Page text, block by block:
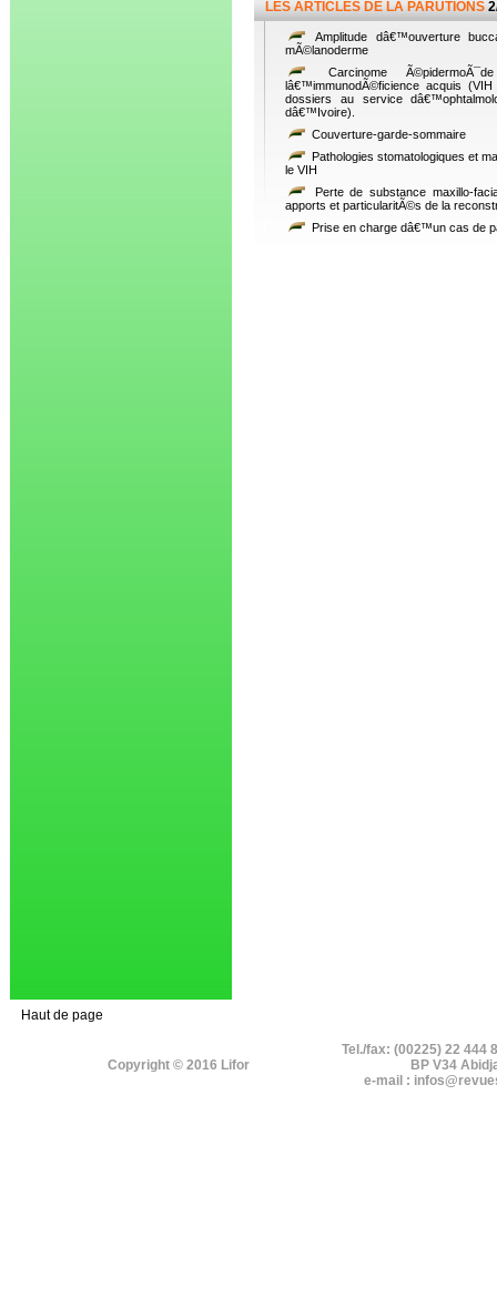
LES ARTICLES DE LA PARUTIONS
Amplitude dâ€™ouverture
mÃ©lanoderme
Carcinome
lâ€™immunodÃ©ficience acquis
dossiers au service
dâ€™Ivoire).
Couverture-garde-sommaire
Pathologies stomatologiques et
le VIH
Perte de substance maxillo-
apports et particularitÃ©s de la
Prise en charge dâ€™un cas de
Haut de page
Copyright © 2016 Lifor
Tel./fax: (00225) 22 444
BP V34
e-mail :